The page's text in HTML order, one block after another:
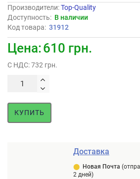
Производители:Top-Quality
Доступность: В наличии
Код товара: 31912
Цена:610 грн.
С НДС: 732 грн.
КУПИТЬ
Доставка
⬤ Новая Почта
2 дней)